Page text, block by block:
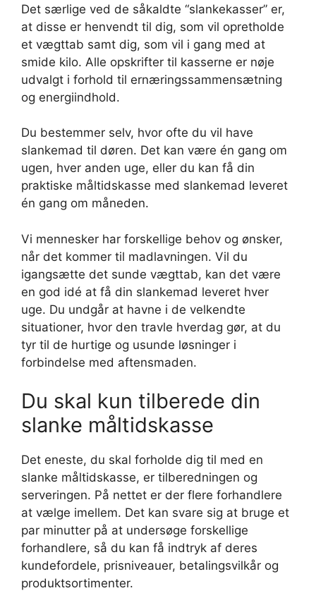
Det særlige ved de såkaldte “slankekasser” er,
at disse er henvendt til dig, som vil opretholde
et vægttab samt dig, som vil i gang med at
smide kilo. Alle opskrifter til kasserne er nøje
udvalgt i forhold til ernæringssammensætning
og energiindhold.
Du bestemmer selv, hvor ofte du vil have
slankemad til døren. Det kan være én gang om
ugen, hver anden uge, eller du kan få din
praktiske måltidskasse med slankemad leveret
én gang om måneden.
Vi mennesker har forskellige behov og ønsker,
når det kommer til madlavningen. Vil du
igangsætte det sunde vægttab, kan det være
en god idé at få din slankemad leveret hver
uge. Du undgår at havne i de velkendte
situationer, hvor den travle hverdag gør, at du
tyr til de hurtige og usunde løsninger i
forbindelse med aftensmaden.
Du skal kun tilberede din
slanke måltidskasse
Det eneste, du skal forholde dig til med en
slanke måltidskasse, er tilberedningen og
serveringen. På nettet er der flere forhandlere
at vælge imellem. Det kan svare sig at bruge et
par minutter på at undersøge forskellige
forhandlere, så du kan få indtryk af deres
kundefordele, prisniveauer, betalingsvilkår og
produktsortimenter.